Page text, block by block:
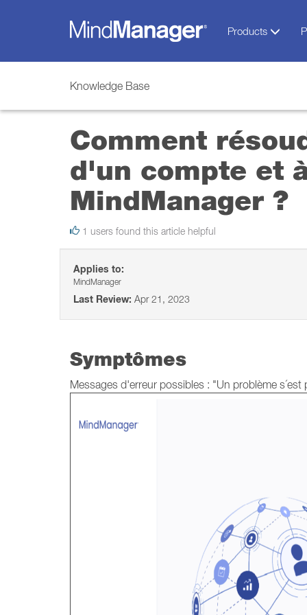
Products
Knowledge Base
Comment
d'un compte et
MindManager ?
1 users found this article helpful
Applies to:
MindManager
Last Review: Apr 21, 2023
Symptômes
Messages d'erreur possibles : "Un problème